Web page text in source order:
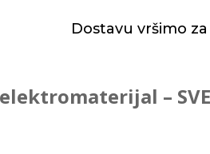
Dostavu vršimo
– SVE